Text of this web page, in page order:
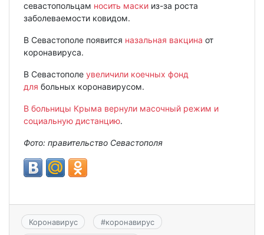
севастопольцам носить маски из-за роста
заболеваемости ковидом.
В Севастополе появится назальная вакцина от
коронавируса.
В Севастополе увеличили коечных фонд
для больных коронавирусом.
В больницы Крыма вернули масочный режим и
социальную дистанцию.
Фото: правительство Севастополя
Коронавирус #коронавирус